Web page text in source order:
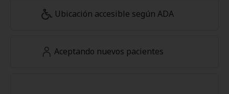
Ubicación accesible según ADA
Aceptando nuevos pacientes